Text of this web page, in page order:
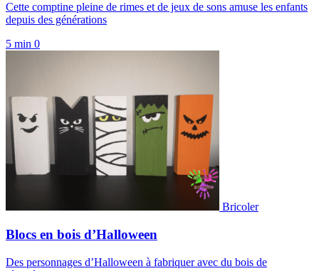
Cette comptine pleine de rimes et de jeux de sons amuse les enfants
depuis des générations
5 min 0
Bricoler
Blocs en bois d’Halloween
Des personnages d’Halloween à fabriquer avec du bois de